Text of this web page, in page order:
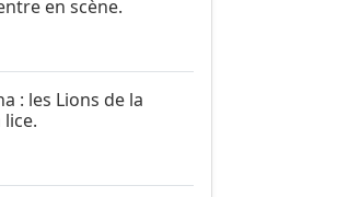
en scène.
: les Lions de la